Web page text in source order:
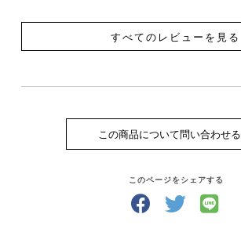
すべてのレビューを見る
この商品について問い合わせる
このページをシェアする